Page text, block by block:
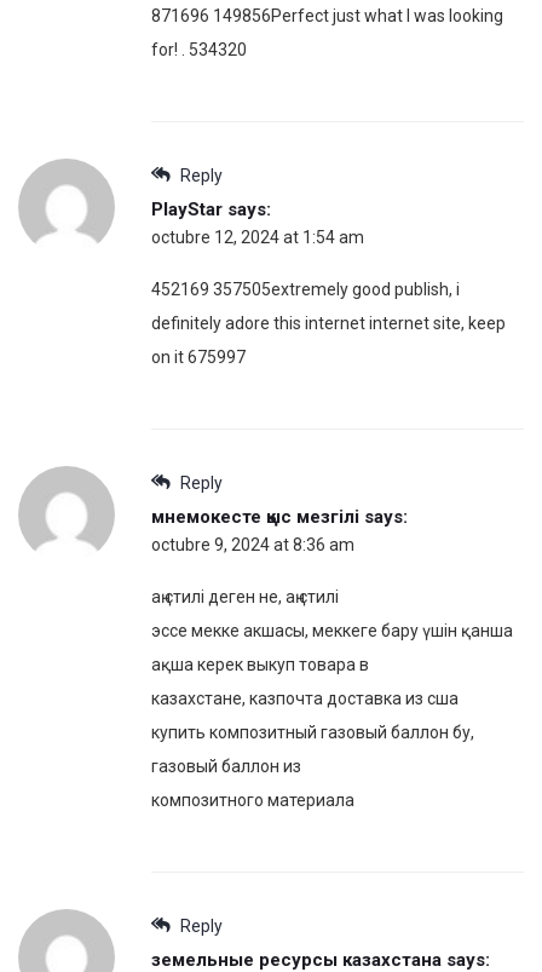
871696 149856Perfect just what I was looking
for! . 534320
Reply
PlayStar says:
octubre 12, 2024 at 1:54 am
452169 357505extremely good publish, i
definitely adore this internet internet site, keep
on it 675997
Reply
мнемокесте қыс мезгілі says:
octubre 9, 2024 at 8:36 am
аң стилі деген не, аң стилі
эссе мекке акшасы, меккеге бару үшін қанша
ақша керек выкуп товара в
казахстане, казпочта доставка из сша
купить композитный газовый баллон бу,
газовый баллон из
композитного материала
Reply
земельные ресурсы казахстана says: